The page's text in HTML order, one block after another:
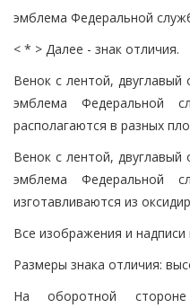
эмблема Федеральной
< * > Далее - знак отличия.
Венок с лентой,
эмблема Федеральной
располагаются в разных
Венок с лентой,
эмблема Федеральной
изготавливаются из
Все изображения и
Размеры знака отличия:
На оборотной